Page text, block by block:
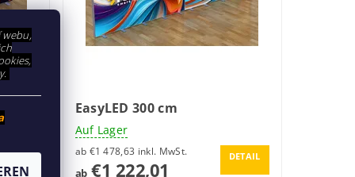
EasyLED 300 cm
Auf Lager
ab €1 478,63 inkl. MwSt.
ab€1 222,01
DETAIL